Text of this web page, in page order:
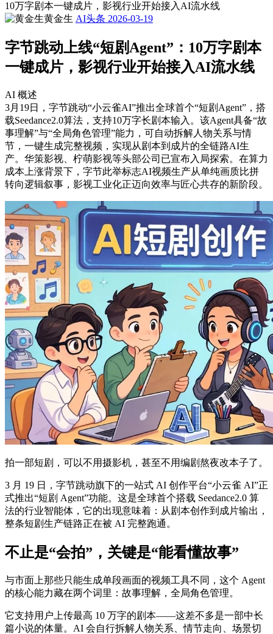
10万字剧本一键成片，影视行业开始接入AI流水线
黄金生 AI头条 2026-03-19
字节跳动上线“短剧Agent”：10万字剧本
一键成片，影视行业开始接入AI流水线
AI 概述
3月19日，字节跳动“小云雀AI”推出全球首个“短剧Agent”，搭
载Seedance2.0算法，支持10万字长剧本输入。该Agent具备“故
事理解”与“全局角色管理”能力，可自动拆解人物关系与情
节，一键生成完整视频，实现从剧本到成片的全链路AI生
产。华策影视、柠萌影视等头部公司已宣布入局探索。在算力
成本上涨背景下，字节此举标志AI视频生产从单纯画质比拼
转向逻辑叙事，影视工业化正迈向效率与匠心共存的新阶段。
拍一部短剧，可以不用摄影机，甚至不用编剧熬夜改本子了。
3 月 19 日，字节跳动旗下的一站式 AI 创作平台“小云雀 AI”正
式推出“短剧 Agent”功能。这是全球首个搭载 Seedance2.0 算
法的行业智能体，它的出现意味着：从剧本创作到成片输出，
整条短剧生产链路正在被 AI 完整跑通。
不止是“会拍”，关键是“能看懂故事”
与市面上那些只能生成单段画面的视频工具不同，这个 Agent
的核心能力藏在两个词里：故事理解，全局角色管理。
它支持用户上传最高 10 万字的剧本——这差不多是一部中长
篇小说的体量。AI 会自行拆解人物关系、情节走向、场景切